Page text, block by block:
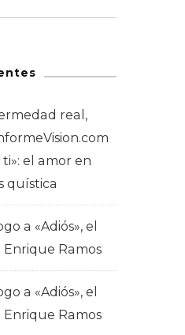
real,
el amor en
quística
a «Adiós», el
Ramos
a «Adiós», el
Ramos